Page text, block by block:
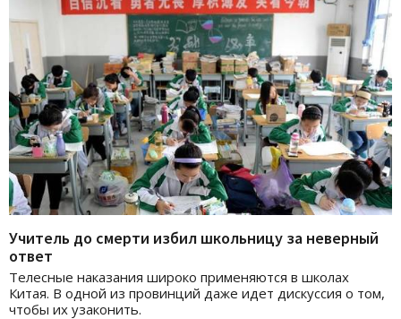
Учитель до смерти избил школьницу за неверный
ответ
Телесные наказания широко применяются в школах
Китая. В одной из провинций даже идет дискуссия о том,
чтобы их узаконить.